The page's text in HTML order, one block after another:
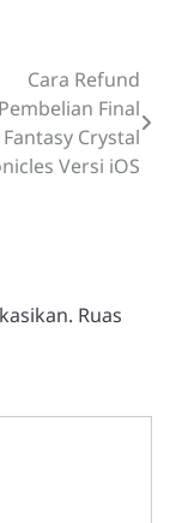
Cara Refund
Pembelian Final
Fantasy Crystal
Versi iOS
Ruas